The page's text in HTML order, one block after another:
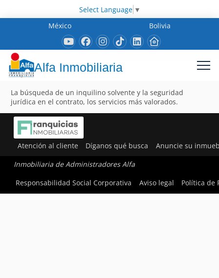
Select Language ▼
México
Bolivia
Alfa Inmobiliaria
La búsqueda de un inquilino solvente y la seguridad
jurídica en el contrato, los servicios más valorados.
Atención al cliente Díganos qué busca Anuncie su
Inmobiliaria de Administradores Alfa
Responsabilidad Social Corporativa
Aviso legal Política de